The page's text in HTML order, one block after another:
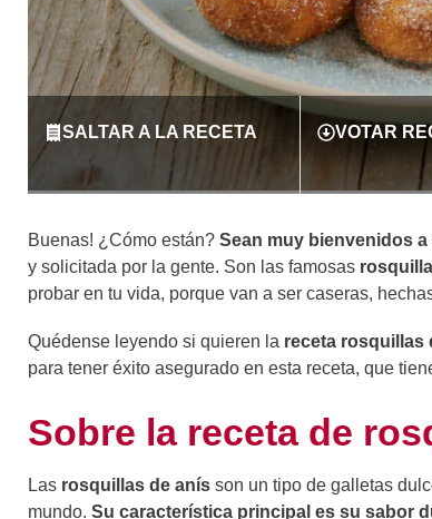
SALTAR A LA RECETA VOTAR
Buenas! ¿Cómo están? Sean muy bienvenidos
y solicitada por la gente. Son las famosas
probar en tu vida, porque van a ser caseras,
Quédense leyendo si quieren la receta rosquillas
para tener éxito asegurado en esta receta, que
Sobre la receta de
Las rosquillas de anís son un tipo de galletas
mundo. Su característica principal es su sabor